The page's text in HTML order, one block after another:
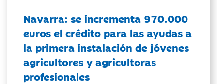
Navarra: se incrementa 970.000
euros el crédito para las ayudas a
la primera instalación de jóvenes
agricultores y agricultoras
profesionales